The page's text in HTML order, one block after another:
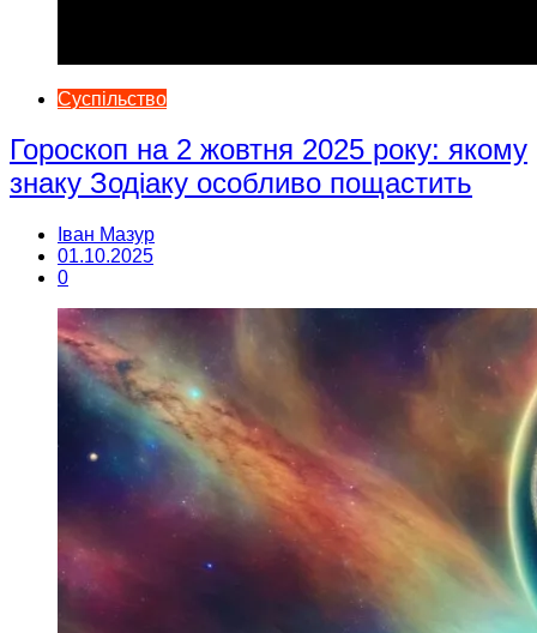
Суспільство
Гороскоп на 2 жовтня 2025 року: якому
знаку Зодіаку особливо пощастить
Іван Мазур
01.10.2025
0